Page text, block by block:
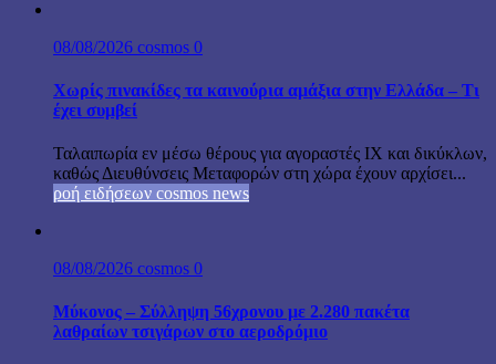
08/08/2026 cosmos 0
Χωρίς πινακίδες τα καινούρια αμάξια στην Ελλάδα – Τι
έχει συμβεί
Ταλαιπωρία εν μέσω θέρους για αγοραστές ΙΧ και δικύκλων,
καθώς Διευθύνσεις Μεταφορών στη χώρα έχουν αρχίσει...
ροή ειδήσεων cosmos news
08/08/2026 cosmos 0
Μύκονος – Σύλληψη 56χρονου με 2.280 πακέτα
λαθραίων τσιγάρων στο αεροδρόμιο